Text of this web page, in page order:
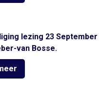
lezing 23
van Bosse.